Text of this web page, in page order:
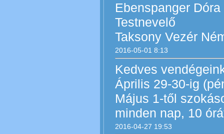
2016-05-01 8:13
Ebenspanger Dóra
Testnevelő
Taksony Vezér
2016-04-27 19:53
Kedves
Április 29-30-ig
Május 1-től
minden nap, 10